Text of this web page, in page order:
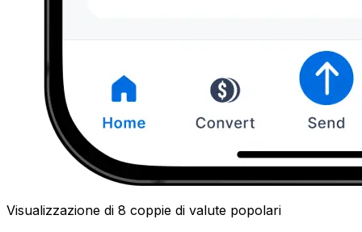
Visualizzazione di 8 coppie di valute popolari